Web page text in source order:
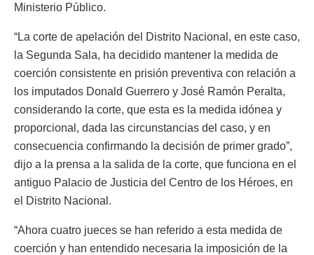
Ministerio Público.
“La corte de apelación del Distrito Nacional, en este caso,
la Segunda Sala, ha decidido mantener la medida de
coerción consistente en prisión preventiva con relación a
los imputados Donald Guerrero y José Ramón Peralta,
considerando la corte, que esta es la medida idónea y
proporcional, dada las circunstancias del caso, y en
consecuencia confirmando la decisión de primer grado”,
dijo a la prensa a la salida de la corte, que funciona en el
antiguo Palacio de Justicia del Centro de los Héroes, en
el Distrito Nacional.
“Ahora cuatro jueces se han referido a esta medida de
coerción y han entendido necesaria la imposición de la